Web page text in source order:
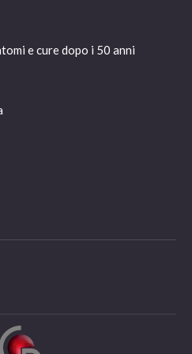
e cure dopo i 50 anni